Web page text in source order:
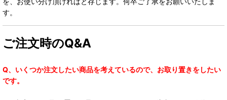
す。
ご注文時のQ&A
Q、いくつか注文したい商品を考えているので、お取り置きをしたい
です。